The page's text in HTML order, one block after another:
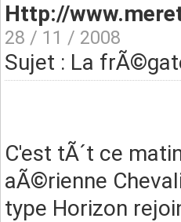
Http://
28 / 11 / 2008
Sujet : La
C'est tÃ´t ce
aÃ©rienne
type Horizon